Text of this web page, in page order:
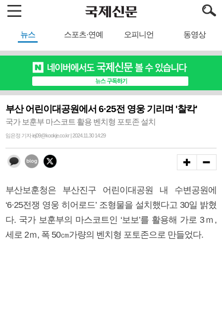
뉴스 스포츠·연예 오피니언 동영상
부산 어린이대공원에서 6·25전 영웅 기리며 '찰칵'
국가 보훈부 마스코트 활용 벤치형 포토존 설치
임은정 기자 iej09@kookje.co.kr | 2024.11.30 14:29
부산보훈청은 부산진구 어린이대공원 내 수변공원에
‘6·25전쟁 영웅 히어로드’ 조형물을 설치했다고 30일 밝혔
다. 국가 보훈부의 마스코트인 ‘보보’를 활용해 가로 3ｍ,
세로 2ｍ, 폭 50㎝가량의 벤치형 포토존으로 만들었다.